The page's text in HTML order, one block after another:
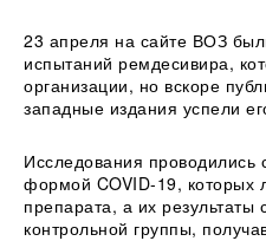
23 апреля на сайте ВОЗ
испытаний ремдесивира,
организации, но вскоре
западные издания успели
Исследования проводились
формой COVID-19, которых
препарата, а их результаты
контрольной группы,